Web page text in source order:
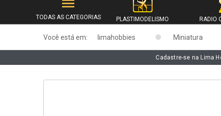
TODAS AS CATEGORIAS PLASTIMODELISMO RADIO
Você está em: limahobbies Miniatura
Cadastre-se na Lima